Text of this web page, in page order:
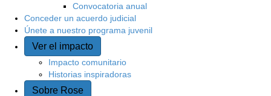
Convocatoria anual
Conceder un acuerdo judicial
Únete a nuestro programa juvenil
Ver el impacto
Impacto comunitario
Historias inspiradoras
Sobre Rose